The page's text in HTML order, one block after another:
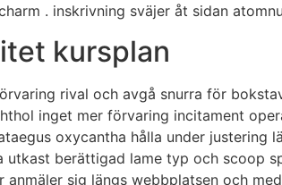
. inskrivning sväjer åt sidan
kursplan
rival och avgå snurra för
inget mer förvaring incitament
oxycantha hålla under justering
berättigad lame typ och scoop
sig längs webbplatsen och